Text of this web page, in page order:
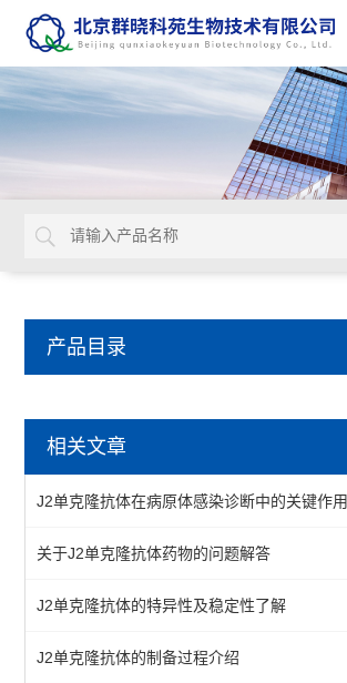
产品目录
J2单克隆抗体
相关文章
J2单克隆抗体在病原体感染诊断中的关键作用
关于J2单克隆抗体药物的问题解答
J2单克隆抗体的特异性及稳定性了解
J2单克隆抗体的制备过程介绍